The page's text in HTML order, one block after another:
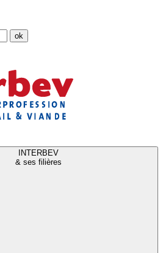
INTERBEV
& ses filières